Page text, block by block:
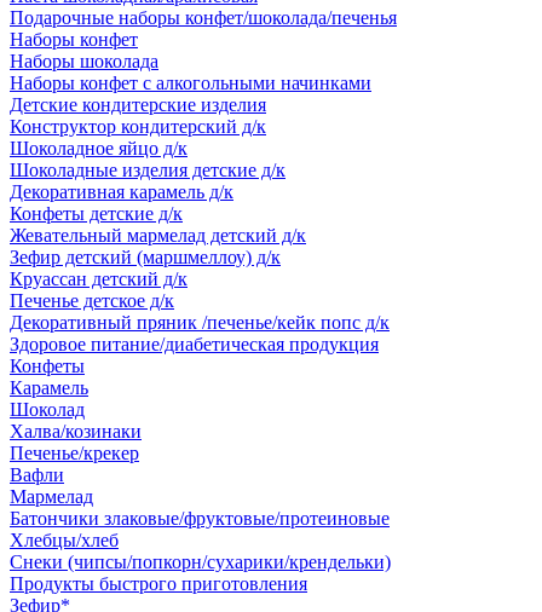
Подарочные наборы конфет/шоколада/печенья
Наборы конфет
Наборы шоколада
Наборы конфет с алкогольными начинками
Детские кондитерские изделия
Конструктор кондитерский д/к
Шоколадное яйцо д/к
Шоколадные изделия детские д/к
Декоративная карамель д/к
Конфеты детские д/к
Жевательный мармелад детский д/к
Зефир детский (маршмеллоу) д/к
Круассан детский д/к
Печенье детское д/к
Декоративный пряник /печенье/кейк попс д/к
Здоровое питание/диабетическая продукция
Конфеты
Карамель
Шоколад
Халва/козинаки
Печенье/крекер
Вафли
Мармелад
Батончики злаковые/фруктовые/протеиновые
Хлебцы/хлеб
Снеки (чипсы/попкорн/сухарики/крендельки)
Продукты быстрого приготовления
Зефир*